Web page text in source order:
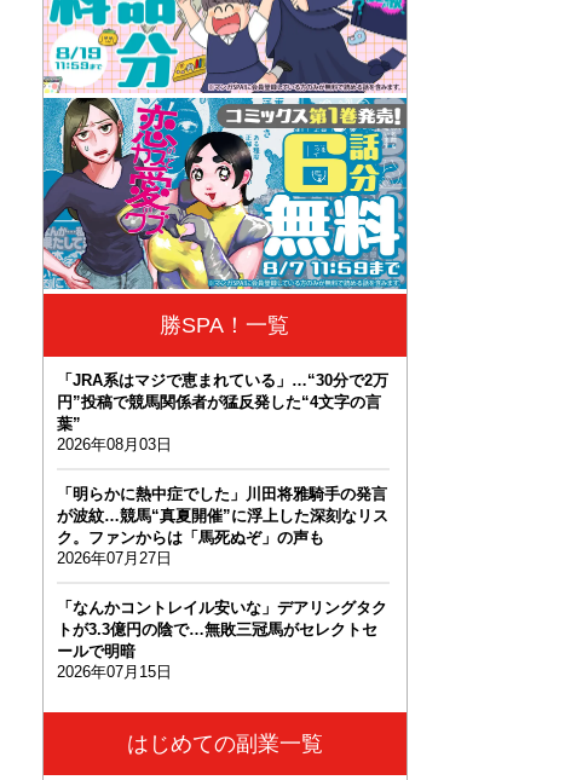
勝SPA！一覧
「JRA系はマジで恵まれている」…“30分で2万
円”投稿で競馬関係者が猛反発した“4文字の言
葉”
2026年08月03日
「明らかに熱中症でした」川田将雅騎手の発言
が波紋…競馬“真夏開催”に浮上した深刻なリス
ク。ファンからは「馬死ぬぞ」の声も
2026年07月27日
「なんかコントレイル安いな」デアリングタク
トが3.3億円の陰で…無敗三冠馬がセレクトセ
ールで明暗
2026年07月15日
はじめての副業一覧